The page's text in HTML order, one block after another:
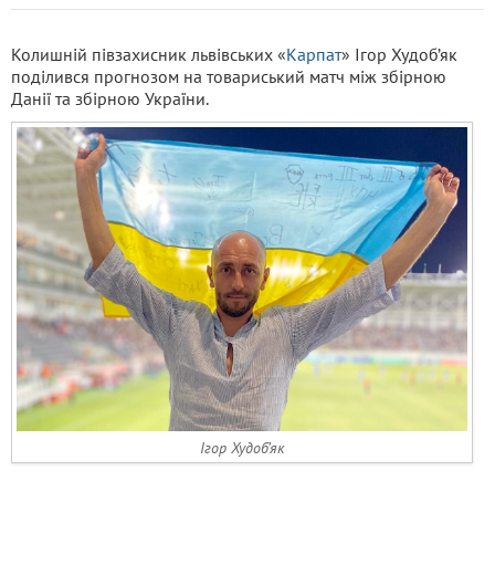
Колишній півзахисник львівських «Карпат» Ігор Худоб’як
поділився прогнозом на товариський матч між збірною
Данії та збірною України.
Ігор Худоб’як